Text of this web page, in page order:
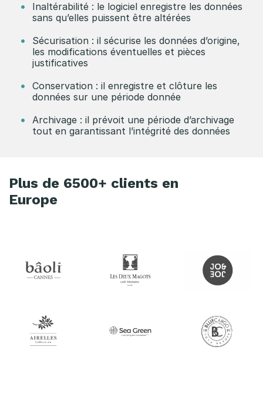
Inaltérabilité : le logiciel enregistre les données
sans qu’elles puissent être altérées
Sécurisation : il sécurise les données d’origine,
les modifications éventuelles et pièces
justificatives
Conservation : il enregistre et clôture les
données sur une période donnée
Archivage : il prévoit une période d’archivage
tout en garantissant l’intégrité des données
Plus de 6500+ clients en
Europe